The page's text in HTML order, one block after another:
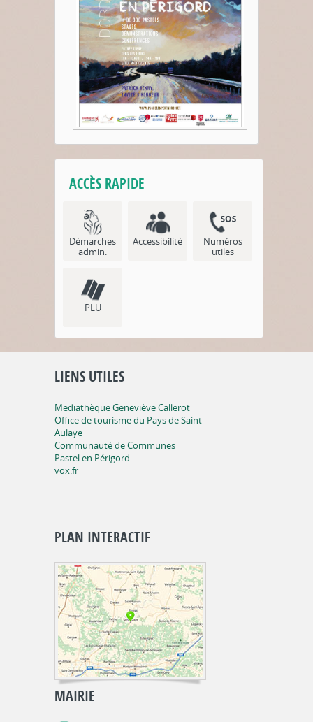
ACCÈS RAPIDE
Démarches
admin.
Accessibilité
Numéros
utiles
PLU
LIENS UTILES
Mediathèque Geneviève Callerot
Office de tourisme du Pays de Saint-
Aulaye
Communauté de Communes
Pastel en Périgord
vox.fr
PLAN INTERACTIF
MAIRIE